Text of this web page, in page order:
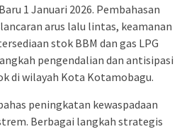
1 Januari 2026. Pembahasan
arus lalu lintas, keamanan
stok BBM dan gas LPG
pengendalian dan antisipasi
di wilayah Kota Kotamobagu.
peningkatan kewaspadaan
Berbagai langkah strategis